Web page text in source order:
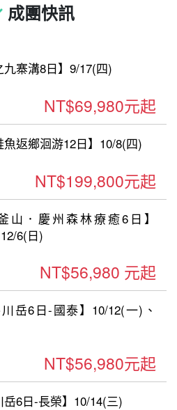
成團快訊
寨溝8日】9/17(四)
NT$69,980元起
返鄉洄游12日】10/8(四)
NT$199,800元起
山．慶州森林療癒6日】
6(日)
NT$56,980 元起
岳6日-國泰】10/12(一)、
NT$56,980元起
6日-長榮】10/14(三)